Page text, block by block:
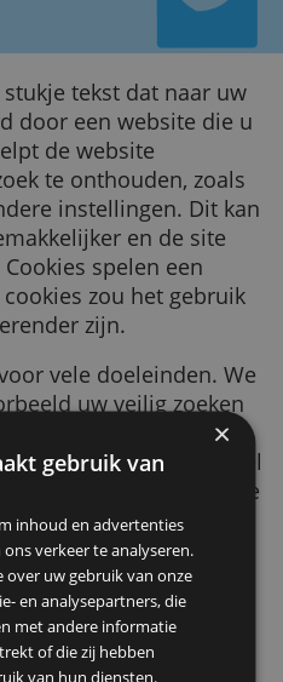
stukje tekst dat naar
door een website
helpt de website
te onthouden,
andere instellingen.
gemakkelijker en de
cookies zou het
zijn.
voor vele
uw veilig
de advertenties
te maken, te tellen
pagina ontvangen,
voor onze
gebruik van
om inhoud en advertenties